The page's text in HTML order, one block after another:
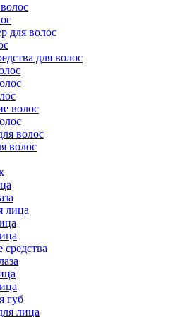
для волос
для волос
волос
волос
волос
лица
губ
лица